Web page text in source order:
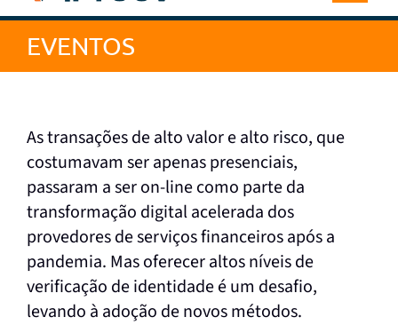
EVENTOS
As transações de alto valor e alto risco, que
costumavam ser apenas presenciais,
passaram a ser on-line como parte da
transformação digital acelerada dos
provedores de serviços financeiros após a
pandemia. Mas oferecer altos níveis de
verificação de identidade é um desafio,
levando à adoção de novos métodos.